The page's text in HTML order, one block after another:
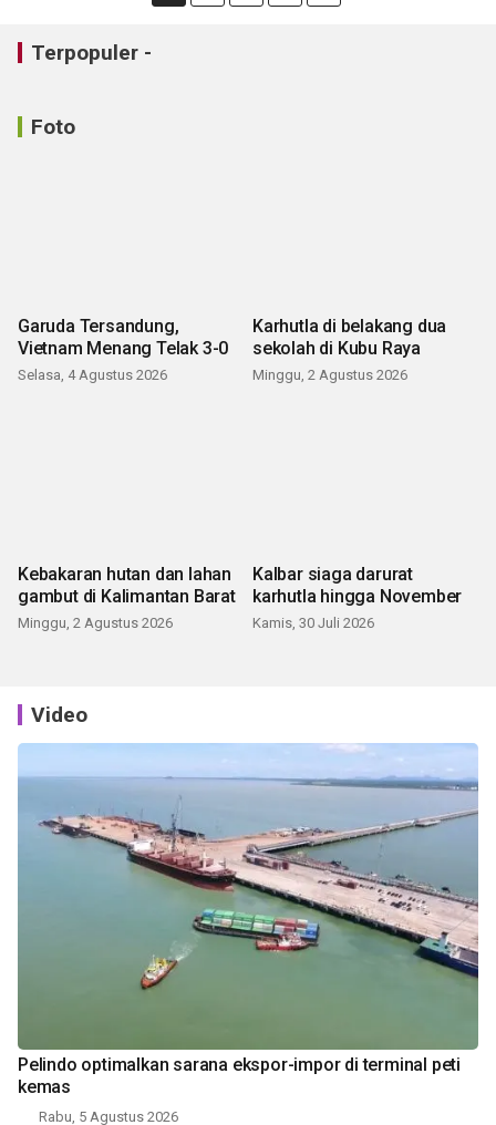
Terpopuler -
Foto
Garuda Tersandung,
Vietnam Menang Telak 3-0
Selasa, 4 Agustus 2026
Karhutla di belakang dua
sekolah di Kubu Raya
Minggu, 2 Agustus 2026
Kebakaran hutan dan lahan
gambut di Kalimantan Barat
Minggu, 2 Agustus 2026
Kalbar siaga darurat
karhutla hingga November
Kamis, 30 Juli 2026
Video
Pelindo optimalkan sarana ekspor-impor di terminal peti
kemas
Rabu, 5 Agustus 2026